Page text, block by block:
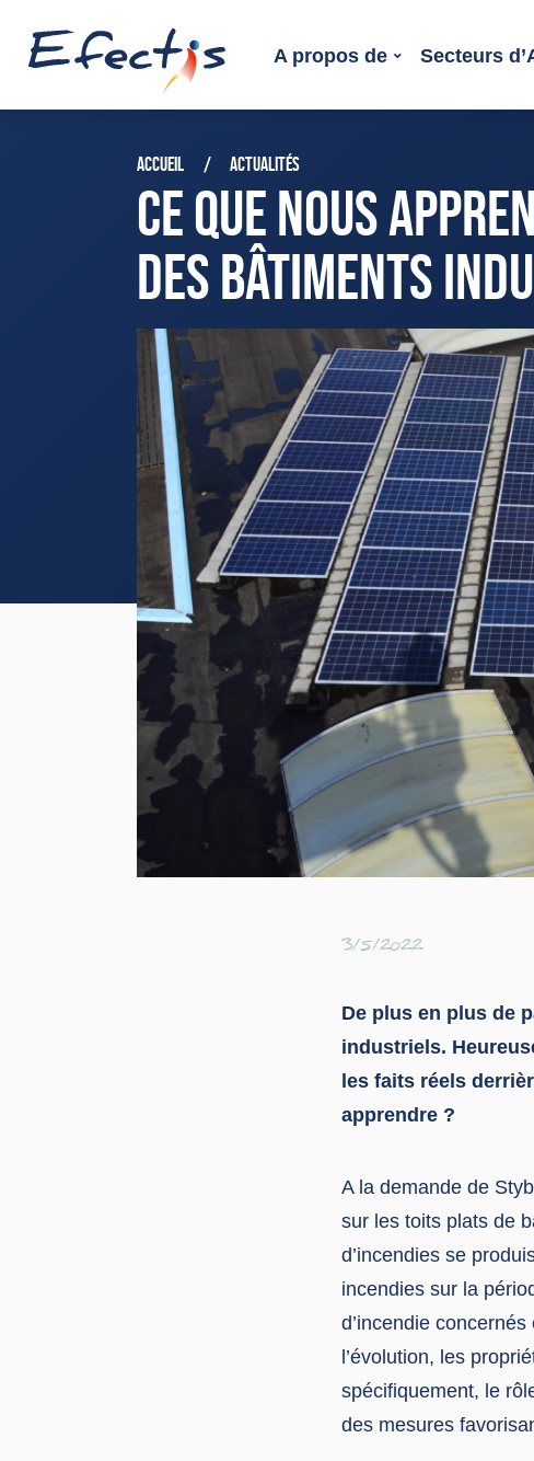
A propos de Secteurs
ACCUEIL ACTUALITÉS
CE QUE NOUS
DES BÂTIMENTS
3/5/2022
De plus en plus de
industriels.
les faits réels
apprendre ?
A la demande de
sur les toits plats de
d’incendies se
incendies sur la
d’incendie
l’évolution, les
spécifiquement, le
des mesures